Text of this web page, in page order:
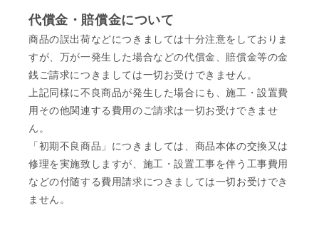
代償金・賠償金について
商品の誤出荷などにつきましては十分注意をしておりま
すが、万が一発生した場合などの代償金、賠償金等の金
銭ご請求につきましては一切お受けできません。
上記同様に不良商品が発生した場合にも、施工・設置費
用その他関連する費用のご請求は一切お受けできませ
ん。
「初期不良商品」につきましては、商品本体の交換又は
修理を実施致しますが、施工・設置工事を伴う工事費用
などの付随する費用請求につきましては一切お受けでき
ません。